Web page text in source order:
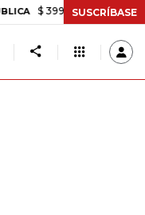
$ 399.745,16 +$ 2.295,71
SUSCRÍBASE